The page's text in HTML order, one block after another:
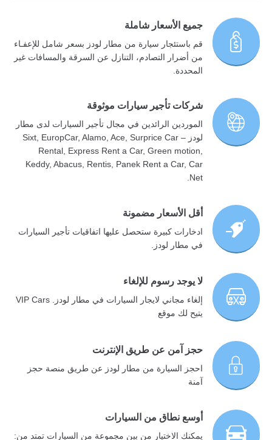
جميع الأسعار شاملة
قم باستئجار سيارة من مطار لودز بسعر شامل للإعفـاء
من أضرار التصادم، التنازل عن السرقة والمسافات غير
المحددة.
شركات تأجير سيارات موثوقة
الموردين الرائدين في مجال تأجير السيارات لدى مطار
لودز – Sixt, EuropCar, Alamo, Ace, Surprice Car
Rental, Express Rent a Car, Green motion,
Keddy, Abacus, Rentis, Panek Rent a Car, Car
Net.
أقل الأسعار مضمونة
ادخارات كبيرة ستحصل عليها اتفاقيات تأجير السيارات
في مطار لودز.
لا يوجد رسوم للإلغاء
إلغاء مجاني لايجار السيارات في مطار لودز. VIP Cars
يتيح لك موقع
حجز آمن عن طريق الإنترنت
احجز السيارة من مطار لودز عن طريق منصة حجز
آمنة
أوسع نطاق من السيارات
يمكنك الاختيار من بين مجموعة من السيارات تمتد من: